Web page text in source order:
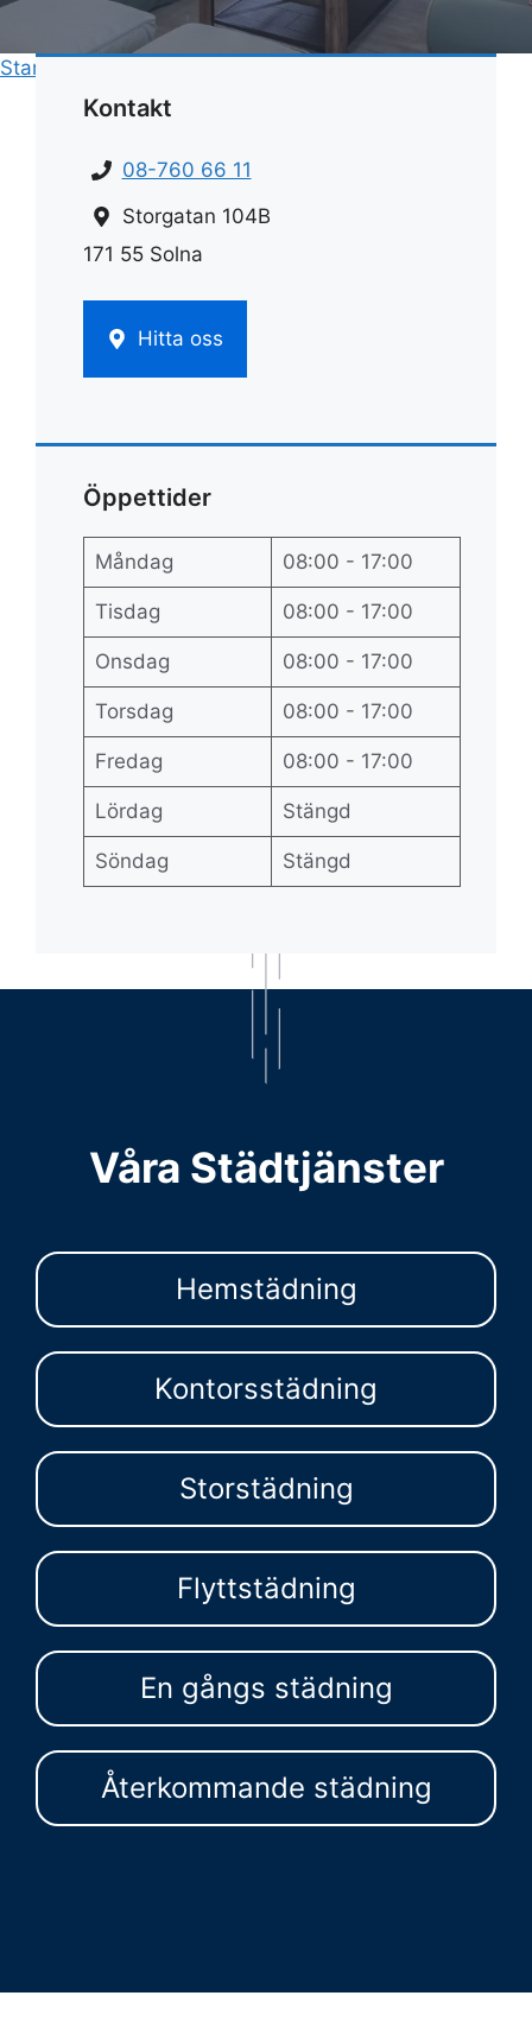
Start
Kontakt
08-760 66 11
Storgatan 104B
171 55 Solna
Hitta oss
Öppettider
Måndag 08:00 - 17:00
Tisdag 08:00 - 17:00
Onsdag 08:00 - 17:00
Torsdag 08:00 - 17:00
Fredag 08:00 - 17:00
Lördag Stängd
Söndag Stängd
Våra Städtjänster
Hemstädning
Kontorsstädning
Storstädning
Flyttstädning
En gångs städning
Återkommande städning